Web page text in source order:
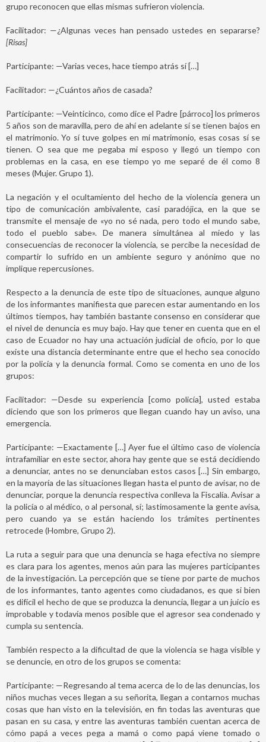
grupo reconocen que ellas mismas sufrieron violencia.
Facilitador: —¿Algunas veces han pensado ustedes en separarse?
[Risas]
Participante: —Varias veces, hace tiempo atrás sí […]
Facilitador: —¿Cuántos años de casada?
Participante: —Veinticinco, como dice el Padre [párroco] los primeros
5 años son de maravilla, pero de ahí en adelante sí se tienen bajos en
el matrimonio. Yo sí tuve golpes en mi matrimonio, esas cosas sí se
tienen. O sea que me pegaba mi esposo y llegó un tiempo con
problemas en la casa, en ese tiempo yo me separé de él como 8
meses (Mujer. Grupo 1).
La negación y el ocultamiento del hecho de la violencia genera un
tipo de comunicación ambivalente, casi paradójica, en la que se
transmite el mensaje de «yo no sé nada, pero todo el mundo sabe,
todo el pueblo sabe». De manera simultánea al miedo y las
consecuencias de reconocer la violencia, se percibe la necesidad de
compartir lo sufrido en un ambiente seguro y anónimo que no
implique repercusiones.
Respecto a la denuncia de este tipo de situaciones, aunque alguno
de los informantes manifiesta que parecen estar aumentando en los
últimos tiempos, hay también bastante consenso en considerar que
el nivel de denuncia es muy bajo. Hay que tener en cuenta que en el
caso de Ecuador no hay una actuación judicial de oficio, por lo que
existe una distancia determinante entre que el hecho sea conocido
por la policía y la denuncia formal. Como se comenta en uno de los
grupos:
Facilitador: —Desde su experiencia [como policía], usted estaba
diciendo que son los primeros que llegan cuando hay un aviso, una
emergencia.
Participante: —Exactamente […] Ayer fue el último caso de violencia
intrafamiliar en este sector, ahora hay gente que se está decidiendo
a denunciar, antes no se denunciaban estos casos […] Sin embargo,
en la mayoría de las situaciones llegan hasta el punto de avisar, no de
denunciar, porque la denuncia respectiva conlleva la Fiscalía. Avisar a
la policía o al médico, o al personal, sí; lastimosamente la gente avisa,
pero cuando ya se están haciendo los trámites pertinentes
retrocede (Hombre, Grupo 2).
La ruta a seguir para que una denuncia se haga efectiva no siempre
es clara para los agentes, menos aún para las mujeres participantes
de la investigación. La percepción que se tiene por parte de muchos
de los informantes, tanto agentes como ciudadanos, es que si bien
es difícil el hecho de que se produzca la denuncia, llegar a un juicio es
improbable y todavía menos posible que el agresor sea condenado y
cumpla su sentencia.
También respecto a la dificultad de que la violencia se haga visible y
se denuncie, en otro de los grupos se comenta:
Participante: —Regresando al tema acerca de lo de las denuncias, los
niños muchas veces llegan a su señorita, llegan a contarnos muchas
cosas que han visto en la televisión, en fin todas las aventuras que
pasan en su casa, y entre las aventuras también cuentan acerca de
cómo papá a veces pega a mamá o como papá viene tomado o